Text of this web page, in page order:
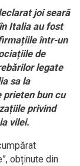
joi seară
Italia au fost
într-un
de
legate
sa la
prieten bun cu
privind
vilei.
obținute din